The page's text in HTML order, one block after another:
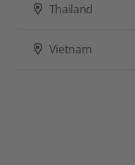
Thailand
Vietnam